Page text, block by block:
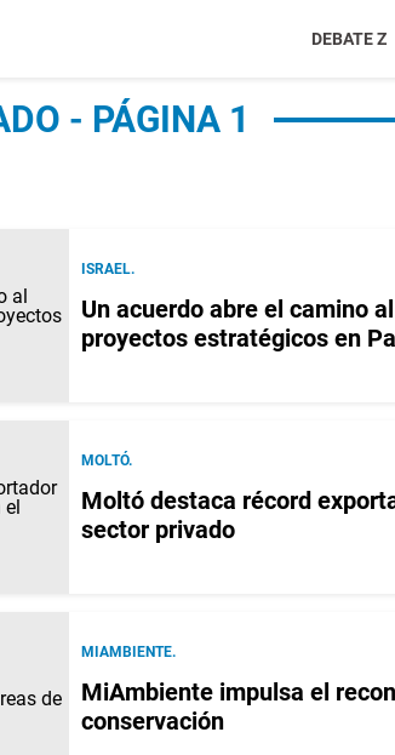
DEBATE Z
- PÁGINA 1
ISRAEL.
Un acuerdo abre el camino
proyectos estratégicos en
MOLTÓ.
Moltó destaca récord
sector privado
MIAMBIENTE.
MiAmbiente impulsa el
conservación